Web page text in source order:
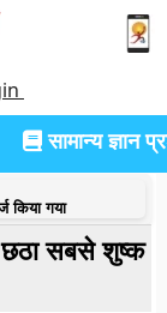
सामान्य ज्ञान
किया गया
छठा सबसे शुष्क